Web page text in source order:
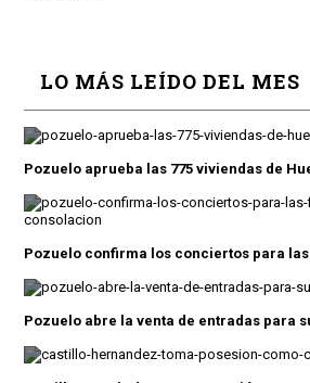
LO MÁS LEÍDO DEL MES
Pozuelo aprueba las 775 viviendas de
Pozuelo confirma los conciertos para
Pozuelo abre la venta de entradas para